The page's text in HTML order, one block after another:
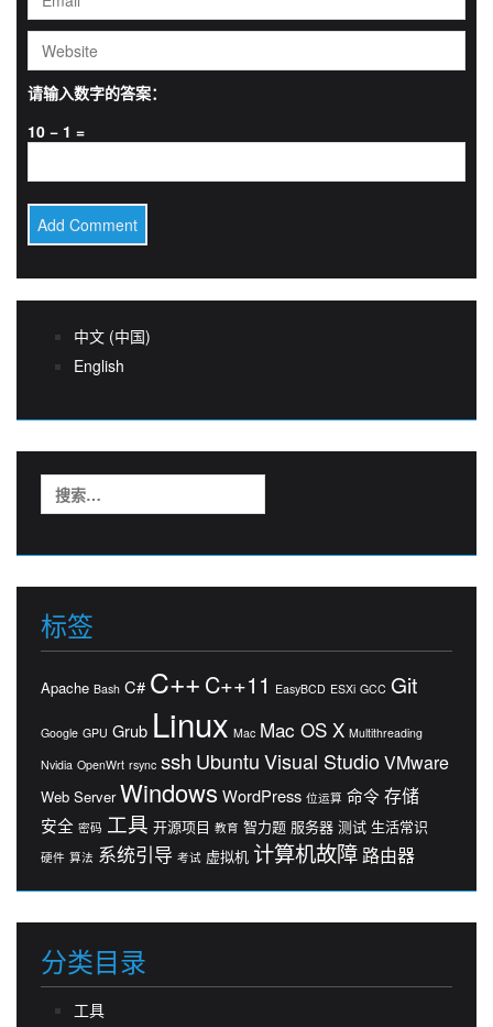
请输入数字的答案：
10 − 1 =
中文 (中国)
English
索：
标签
Apache Bash C# C++ C++11 EasyBCD ESXi GCC Git
Google GPU Grub Linux Mac Mac OS X Multithreading
Nvidia OpenWrt rsync ssh UbuntuVisual StudioVMware
Web Server Windows WordPress 位运算 命令 存储
安全 密码 工具 开源项目 教育 智力题 服务器 测试 生活常识
硬件 算法 系统引导 考试 虚拟机 计算机故障 路由器
分类目录
工具